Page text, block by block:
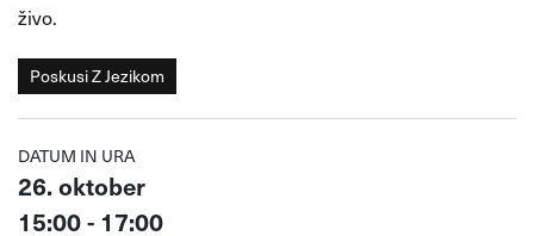
živo.
Poskusi Z Jezikom
DATUM IN URA
26. oktober
15:00 - 17:00